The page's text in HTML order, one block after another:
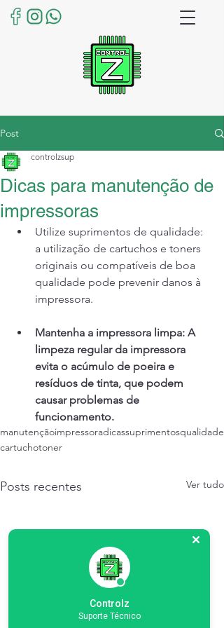
Post
Dicas para manutenção de
impressoras
controlzsup
Utilize suprimentos de qualidade:
a utilização de cartuchos e toners
originais ou compatíveis de boa
qualidade pode prevenir danos à
impressora.
Mantenha a impressora limpa: A
limpeza regular da impressora
evita o acúmulo de poeira e
resíduos de tinta, que podem
causar problemas de
funcionamento.
manutençãoimpressoradicassuprimentosqualidade
cartuchotoner
Posts recentes Ver tudo
Controlz
Suporte Técnico